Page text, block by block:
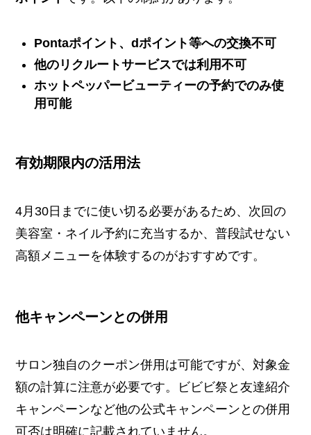
Pontaポイント、dポイント等への交換不可
他のリクルートサービスでは利用不可
ホットペッパービューティーの予約でのみ使
用可能
有効期限内の活用法
4月30日までに使い切る必要があるため、次回の
美容室・ネイル予約に充当するか、普段試せない
高額メニューを体験するのがおすすめです。
他キャンペーンとの併用
サロン独自のクーポン併用は可能ですが、対象金
額の計算に注意が必要です。ビビビ祭と友達紹介
キャンペーンなど他の公式キャンペーンとの併用
可否は明確に記載されていません。